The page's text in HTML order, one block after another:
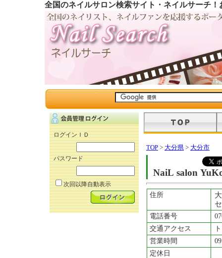
全国のネイルサロン検索サイト・ネイルサーチ
ログインＩＤ
パスワード
次回以降自動表示
TOP > 大分県 > 大分市
NaiL salon
住所
電話番号
交通アクセス
営業時間
定休日